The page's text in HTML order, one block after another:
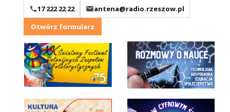
17 222 22 22
antena@radio.rzeszow.pl
Otwórz formularz